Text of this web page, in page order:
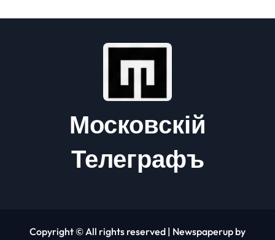
Московскій
Телеграфъ
Copyright © All rights reserved | Newspaperup by